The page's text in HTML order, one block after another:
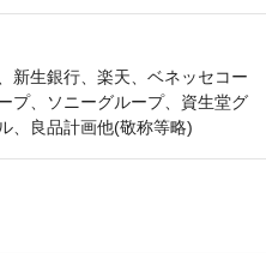
新生銀行、楽天、ベネッセコー
プ、ソニーグループ、資生堂グ
、良品計画他(敬称等略)